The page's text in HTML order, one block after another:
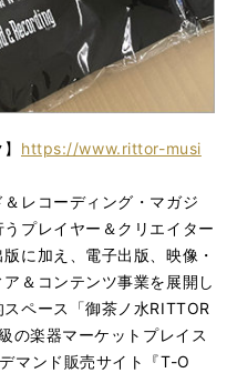
https://www.rittor-musi
＆レコーディング・マガジ
プレイヤー＆クリエイター
に加え、電子出版、映像・
＆コンテンツ事業を展開し
ペース「御茶ノ水RITTOR
の楽器マーケットプレイス
マンド販売サイト『T-O